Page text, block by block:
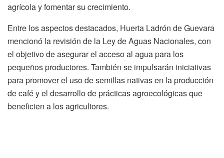
agrícola y fomentar su crecimiento.
Entre los aspectos destacados, Huerta Ladrón de Guevara
mencionó la revisión de la Ley de Aguas Nacionales, con
el objetivo de asegurar el acceso al agua para los
pequeños productores. También se impulsarán iniciativas
para promover el uso de semillas nativas en la producción
de café y el desarrollo de prácticas agroecológicas que
beneficien a los agricultores.